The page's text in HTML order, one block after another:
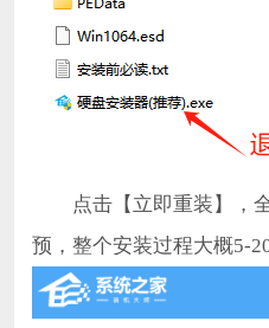
点击【立即重装】，全
预，整个安装过程大概5-20